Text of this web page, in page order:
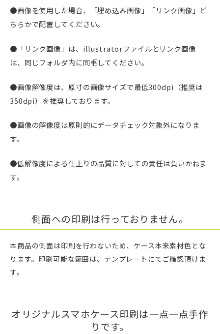
●画像を使用した場合、「埋め込み画像」「リンク画像」ど
ちらかで配置してください。
●「リンク画像」は、illustratorファイルとリンク画像
は、同じフォルダ内に同梱してください。
●画像解像度は、原寸の画像サイズで最低300dpi（推奨は
350dpi）を推奨しております。
●画像の解像度は原則的にデータチェック対象外になりま
す。
●低解像度による仕上りの品質に対しての責任は負いかねま
す。
側面への印刷は行っておりません。
本商品の側面は印刷を行わないため、ケース本来素材色とな
ります。印刷可能な範囲は、テンプレートにてご確認頂けま
す。
オリジナルスマホケース印刷は一点一点手作
りです。